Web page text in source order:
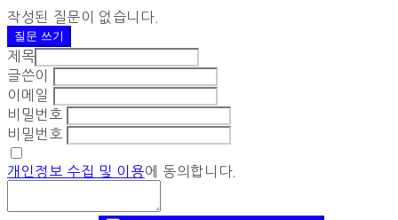
작성된 질문이 없습니다.
질문 쓰기
제목
글쓴이
이메일
비밀번호
비밀번호
개인정보 수집 및 이용에 동의합니다.